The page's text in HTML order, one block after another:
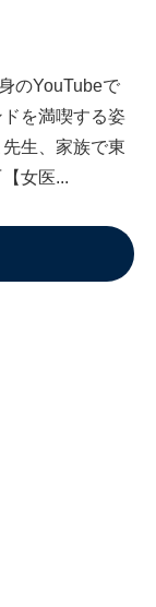
のYouTubeで
を満喫する姿
生、家族で東
女医...